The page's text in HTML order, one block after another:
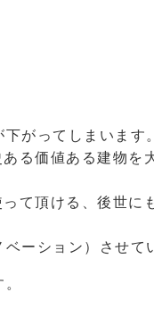
がってしまいます。
る価値ある建物を
て頂ける、後世に
ーション）させて